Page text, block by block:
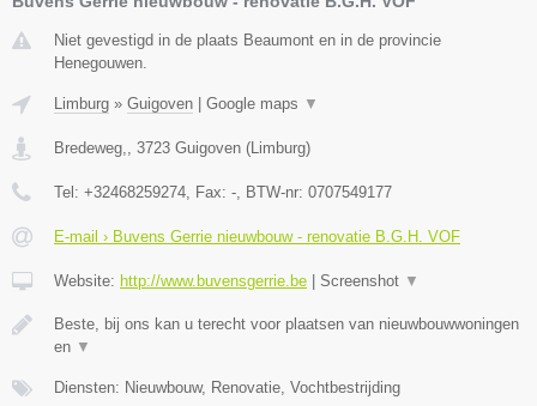
Niet gevestigd in de plaats Beaumont en in de provincie
Henegouwen.
Limburg » Guigoven | Google maps ▼
Bredeweg, 3723 Guigoven (Limburg)
Tel: +32468259274 , Fax: - , BTW-nr: 0707549177
E-mail › Buvens Gerrie nieuwbouw - renovatie B.G.H. VOF
Website: http://www.buvensgerrie.be | Screenshot ▼
Beste, bij ons kan u terecht voor plaatsen van nieuwbouwwoningen
en ▼
Diensten: Nieuwbouw, Renovatie, Vochtbestrijding